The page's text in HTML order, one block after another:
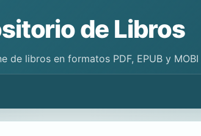
de Libros
de libros en formatos PDF, EPUB y MOBI